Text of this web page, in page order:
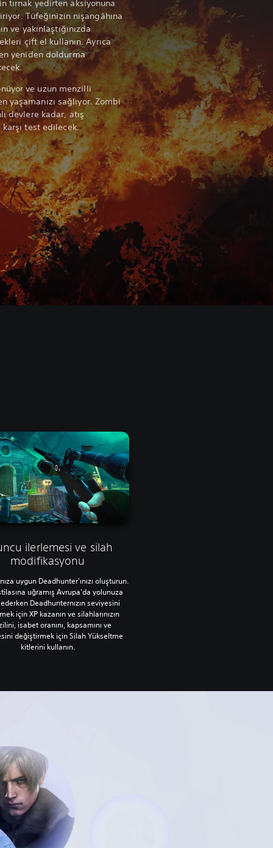
tırnak yedirten aksiyonuna
Tüfeğinizin nişangâhına
ve yakınlaştığınızda
çift el kullanın. Ayrıca
yeniden doldurma
ve uzun menzilli
yaşamanızı sağlıyor. Zombi
devlere kadar, atış
test edilecek.
ilerlemesi ve silah
modifikasyonu
uygun Deadhunter'ınızı oluşturun.
uğramış Avrupa'da yolunuza
Deadhunternızın seviyesini
için XP kazanın ve silahlarınızın
isabet oranını, kapsamını ve
değiştirmek için Silah Yükseltme
kitlerini kullanın.